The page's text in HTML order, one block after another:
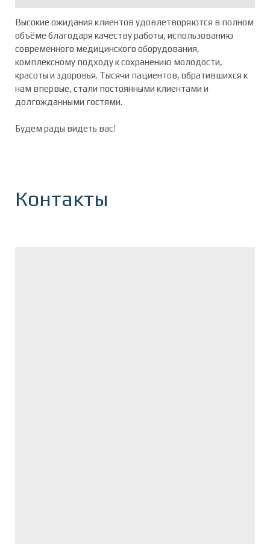
Высокие ожидания клиентов удовлетворяются в полном
объёме благодаря качеству работы, использованию
современного медицинского оборудования,
комплексному подходу к сохранению молодости,
красоты и здоровья. Тысячи пациентов, обратившихся к
нам впервые, стали постоянными клиентами и
долгожданными гостями.
Будем рады видеть вас!
Контакты